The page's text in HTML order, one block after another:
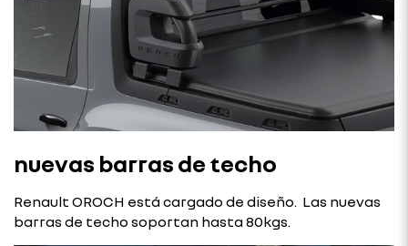
nuevas barras de techo
Renault OROCH está cargado de diseño. Las nuevas
barras de techo soportan hasta 80kgs.